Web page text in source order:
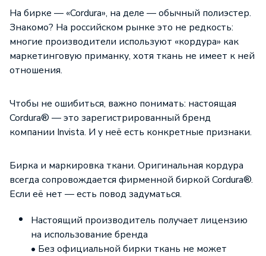
На бирке — «Cordura», на деле — обычный полиэстер.
Знакомо? На российском рынке это не редкость:
многие производители используют «кордура» как
маркетинговую приманку, хотя ткань не имеет к ней
отношения.
Чтобы не ошибиться, важно понимать: настоящая
Cordura® — это зарегистрированный бренд
компании Invista. И у неё есть конкретные признаки.
Бирка и маркировка ткани. Оригинальная кордура
всегда сопровождается фирменной биркой Cordura®.
Если её нет — есть повод задуматься.
Настоящий производитель получает лицензию
на использование бренда
• Без официальной бирки ткань не может